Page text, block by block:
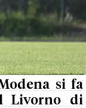
si fa
Livorno di